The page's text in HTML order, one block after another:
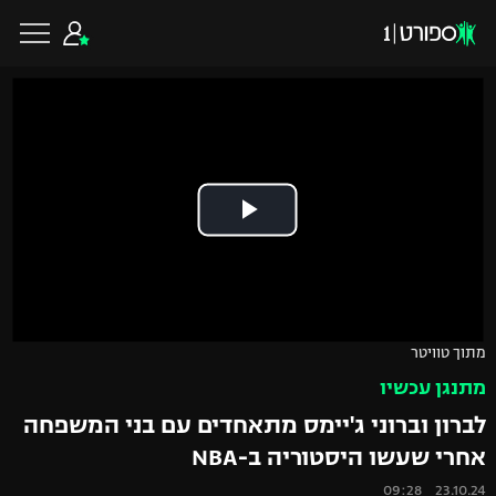
גביע הטוטו
ליגיונרים
גביע המדינה
ליגה אירופית
ליגה אנגלית
כדורסל ישראלי
ליגה לאומית
כדורסל עולמי
NBA
מתוך טוויטר
מתנגן עכשיו
לברון וברוני ג'יימס מתאחדים עם בני המשפחה
אחרי שעשו היסטוריה ב-NBA
23.10.24 09:28